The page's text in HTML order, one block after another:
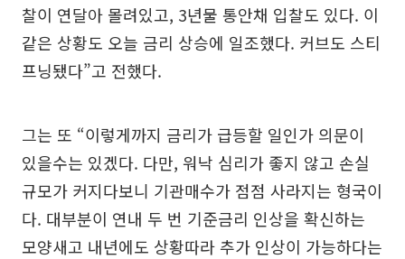
찰이 연달아 몰려있고, 3년물 통안채 입찰도 있다. 이
같은 상황도 오늘 금리 상승에 일조했다. 커브도 스티
프닝됐다”고 전했다.
그는 또 “이렇게까지 금리가 급등할 일인가 의문이
있을수는 있겠다. 다만, 워낙 심리가 좋지 않고 손실
규모가 커지다보니 기관매수가 점점 사라지는 형국이
다. 대부분이 연내 두 번 기준금리 인상을 확신하는
모양새고 내년에도 상황따라 추가 인상이 가능하다는